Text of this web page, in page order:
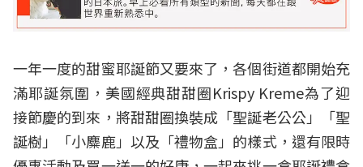
一年一度的甜蜜耶誕節又要來了，各個街道都開始充
滿耶誕氛圍，美國經典甜甜圈Krispy Kreme為了迎
接節慶的到來，將甜甜圈換裝成「聖誕老公公」「聖
誕樹」「小麋鹿」以及「禮物盒」的樣式，還有限時